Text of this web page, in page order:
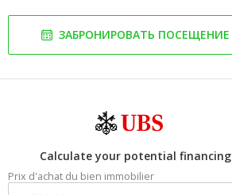
ЗАБРОНИРОВАТЬ ПОСЕЩЕНИЕ
Calculate your potential financing
Prix d'achat du bien immobilier